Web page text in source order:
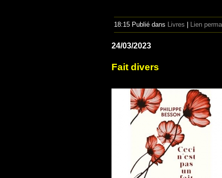
18:15 Publié dans Livres Lien
24/03/2023
Fait divers